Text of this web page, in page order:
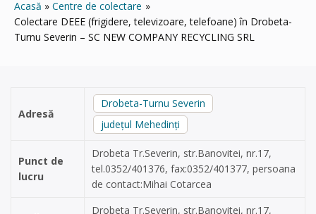
Acasă
Centre de colectare
Colectare DEEE (frigidere, televizoare, telefoane) în Drobeta-
Turnu Severin – SC NEW COMPANY RECYCLING SRL
Adresă
Drobeta-Turnu Severin
județul Mehedinți
Punct de
lucru
Drobeta Tr.Severin, str.Banovitei, nr.17,
tel.0352/401376, fax:0352/401377, persoana
de contact:Mihai Cotarcea
Drobeta Tr.Severin, str.Banovitei, nr.17,